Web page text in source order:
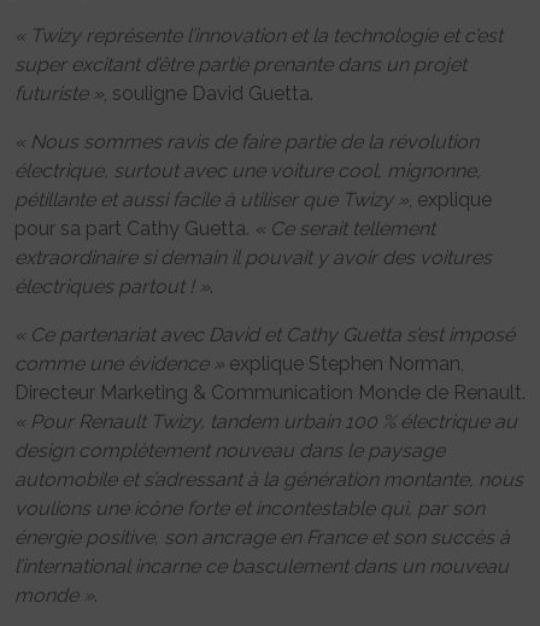
« Twizy représente l’innovation et la technologie et c’est
super excitant d’être partie prenante dans un projet
futuriste » , souligne David Guetta.
« Nous sommes ravis de faire partie de la révolution
électrique, surtout avec une voiture cool, mignonne,
pétillante et aussi facile à utiliser que Twizy » , explique
pour sa part Cathy Guetta. « Ce serait tellement
extraordinaire si demain il pouvait y avoir des voitures
électriques partout ! ».
« Ce partenariat avec David et Cathy Guetta s’est imposé
comme une évidence » explique Stephen Norman,
Directeur Marketing & Communication Monde de Renault.
« Pour Renault Twizy, tandem urbain 100 % électrique au
design complètement nouveau dans le paysage
automobile et s’adressant à la génération montante, nous
voulions une icône forte et incontestable qui, par son
énergie positive, son ancrage en France et son succès à
l’international incarne ce basculement dans un nouveau
monde ».